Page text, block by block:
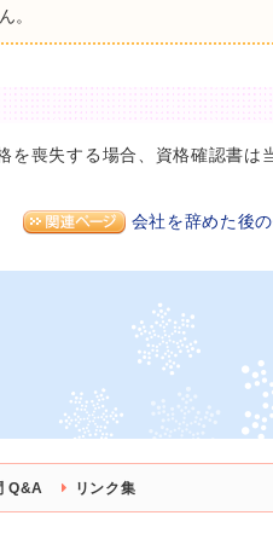
。
を喪失する場合、資格確認書は
会社を辞めた後
Q&A リンク集